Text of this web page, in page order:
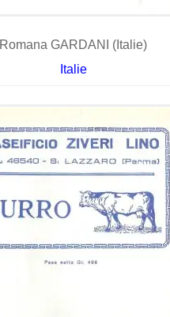
Romana GARDANI (Italie)
Italie